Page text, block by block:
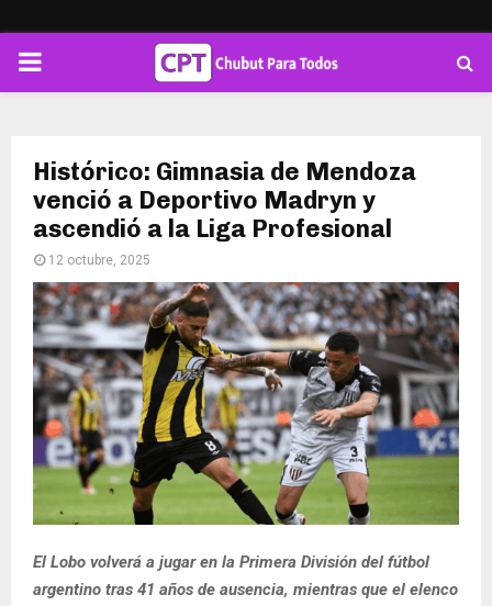
PRIMARY
Histórico: Gimnasia de Mendoza
venció a Deportivo Madryn y
ascendió a la Liga Profesional
12 octubre, 2025
El Lobo volverá a jugar en la Primera División del fútbol
argentino tras 41 años de ausencia, mientras que el elenco